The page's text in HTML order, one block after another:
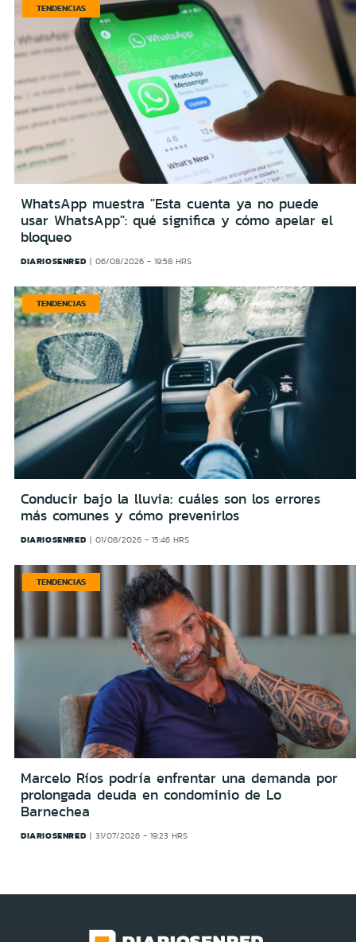
TENDENCIAS
WhatsApp muestra "Esta cuenta ya no puede
usar WhatsApp": qué significa y cómo apelar el
bloqueo
DIARIOSENRED 06/08/2026 - 19:58 HRS
TENDENCIAS
Conducir bajo la lluvia: cuáles son los errores
más comunes y cómo prevenirlos
DIARIOSENRED 01/08/2026 - 15:46 HRS
TENDENCIAS
Marcelo Ríos podría enfrentar una demanda por
prolongada deuda en condominio de Lo
Barnechea
DIARIOSENRED 31/07/2026 - 19:23 HRS